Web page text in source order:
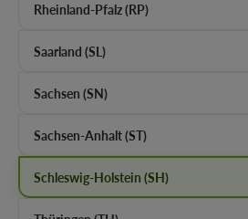
Rheinland-Pfalz (RP)
Saarland (SL)
Sachsen (SN)
Sachsen-Anhalt (ST)
Schleswig-Holstein (SH)